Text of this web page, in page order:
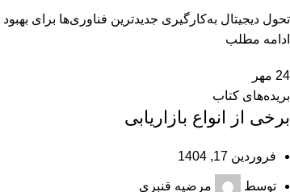
تحول ديجيتال به‌كارگيری جديدترين فناوری‌ها برای
ادامه مطلب
24 مهر
بریده‌های کتاب
برخی از انواع بازاریابی
فروردین 17, 1404
توسط مرضیه قنبری